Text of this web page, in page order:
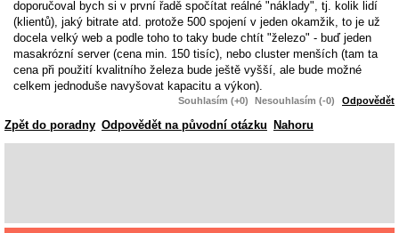
doporučoval bych si v první řadě spočítat reálné "náklady", tj. kolik lidí
(klientů), jaký bitrate atd. protože 500 spojení v jeden okamžik, to je už
docela velký web a podle toho to taky bude chtít "železo" - buď jeden
masakrózní server (cena min. 150 tisíc), nebo cluster menších (tam ta
cena při použití kvalitního železa bude ještě vyšší, ale bude možné
celkem jednoduše navyšovat kapacitu a výkon).
Souhlasím (+0) Nesouhlasím (-0) Odpovědět
Zpět do poradny Odpovědět na původní otázku Nahoru